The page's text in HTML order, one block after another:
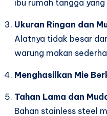
ibu rumah tangga
Ukuran Ringan dan
Alatnya tidak besar
warung makan
Menghasilkan Mie
Tahan Lama dan
Bahan stainless steel